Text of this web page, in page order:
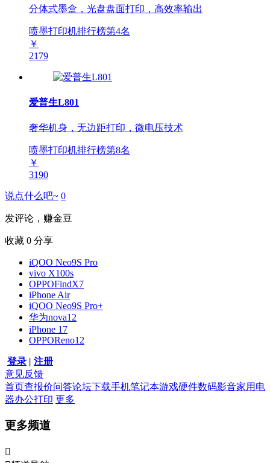
分体式墨盒，光盘盘面打印，高效率输出
喷墨打印机排行榜第4名
￥
2179
爱普生L801
奢华机身，无边距打印，微电压技术
喷墨打印机排行榜第8名
￥
3190
说点什么吧~ 0
发评论，赚金豆
收藏 0 分享
iQOO Neo9S Pro
vivo X100s
OPPOFindX7
iPhone Air
iQOO Neo9S Pro+
华为nova12
iPhone 17
OPPOReno12
登录 | 注册
意见反馈
首页查报价问答论坛下载手机笔记本游戏硬件数码影音家用电
器办公打印 更多
更多频道
